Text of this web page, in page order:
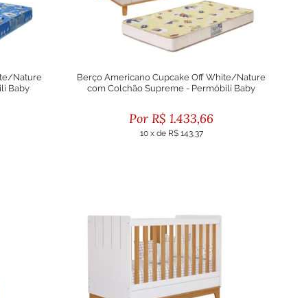
Nature
Baby
Berço Americano Cupcake Off White/Nature
com Colchão Supreme - Permóbili Baby
R$ 1.433,66
10 x de R$ 143,37